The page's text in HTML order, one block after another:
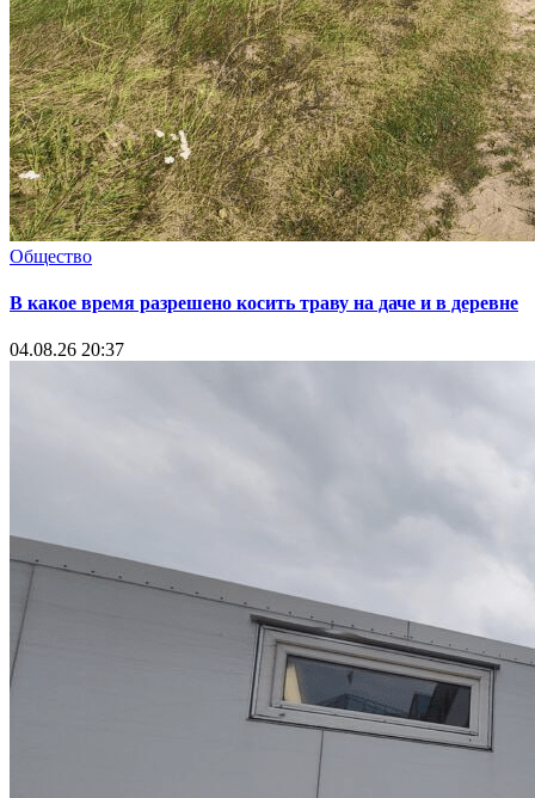
Общество
В какое время разрешено косить траву на даче и в деревне
04.08.26 20:37